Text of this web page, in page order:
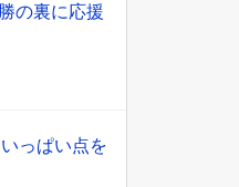
の裏に応援
っぱい点を